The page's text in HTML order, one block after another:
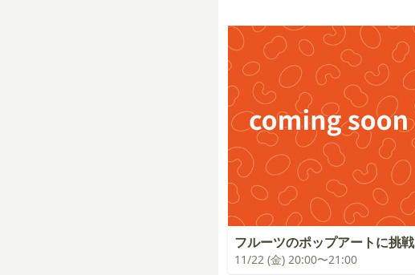
フルーツのポップアートに挑戦
11/22 (金) 20:00〜21:00